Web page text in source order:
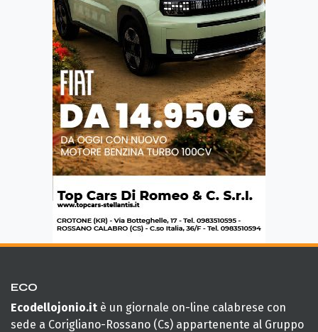
ECO
Ecodellojonio.it è un giornale on-line calabrese con
sede a Corigliano-Rossano (Cs) appartenente al Gruppo